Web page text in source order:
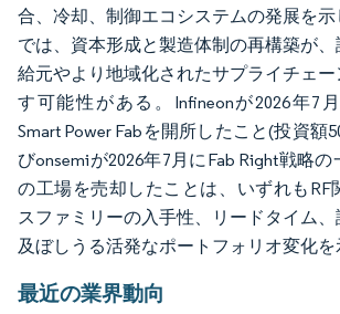
合、冷却、制御エコシステムの発展を
では、資本形成と製造体制の再構築が
給元やより地域化されたサプライチェ
す可能性がある。Infineonが2026年7
Smart Power Fabを開所したこと(投資額
びonsemiが2026年7月にFab Right戦略
の工場を売却したことは、いずれもRF
スファミリーの入手性、リードタイム
及ぼしうる活発なポートフォリオ変化を
最近の業界動向